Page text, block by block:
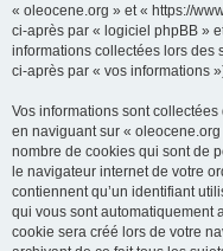
« oleocene.org » et « https://
ci-après par « logiciel phpBB »
informations collectées lors des
ci-après par « vos informations
Vos informations sont
en naviguant sur «
nombre de cookies qui sont de
le navigateur internet de votre
contiennent qu’un identifiant
qui vous sont automatiquement
cookie sera créé lors de votre